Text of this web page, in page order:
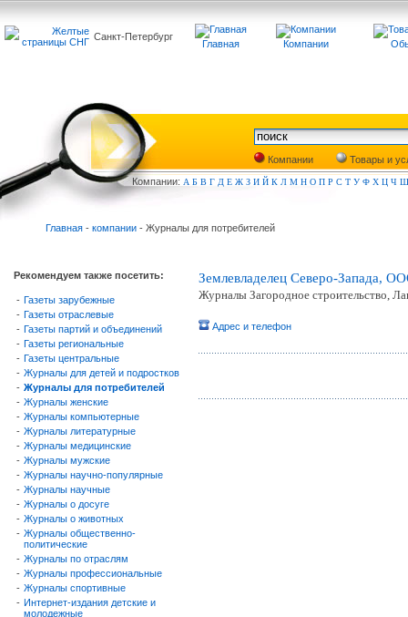
Санкт-Петербург
Главная Компании
Компании
Товары и
Компании: А Б В Г Д Е Ж З И Й К Л М Н О П Р С Т У Ф Х Ц Ч Ш
Главная - компании - Журналы для потребителей
Рекомендуем также посетить:
- Газеты зарубежные
- Газеты отраслевые
- Газеты партий и объединений
- Газеты региональные
- Газеты центральные
- Журналы для детей и подростков
- Журналы для потребителей
- Журналы женские
- Журналы компьютерные
- Журналы литературные
- Журналы медицинские
- Журналы мужские
- Журналы научно-популярные
- Журналы научные
- Журналы о досуге
- Журналы о животных
- Журналы общественно-
политические
- Журналы по отраслям
- Журналы профессиональные
- Журналы спортивные
- Интернет-издания детские и
молодежные
Землевладелец Северо-Запада,
Журналы Загородное строительство,
Адрес и телефон